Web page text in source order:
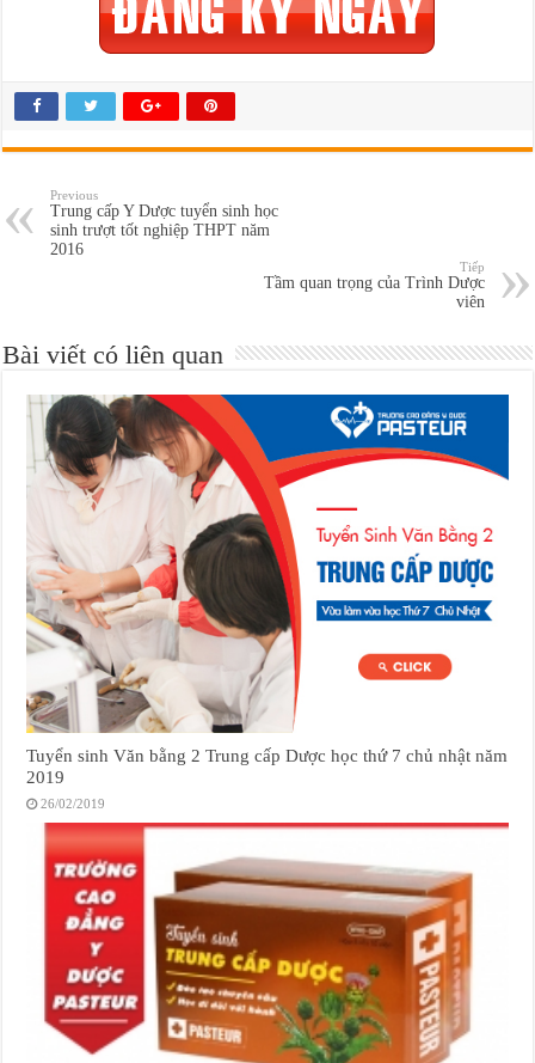
Previous
Trung cấp Y Dược tuyển sinh học
sinh trượt tốt nghiệp THPT năm
2016
Tiếp
Tầm quan trọng của Trình Dược
viên
Bài viết có liên quan
Tuyển sinh Văn bằng 2 Trung cấp Dược học thứ 7 chủ nhật năm
2019
26/02/2019